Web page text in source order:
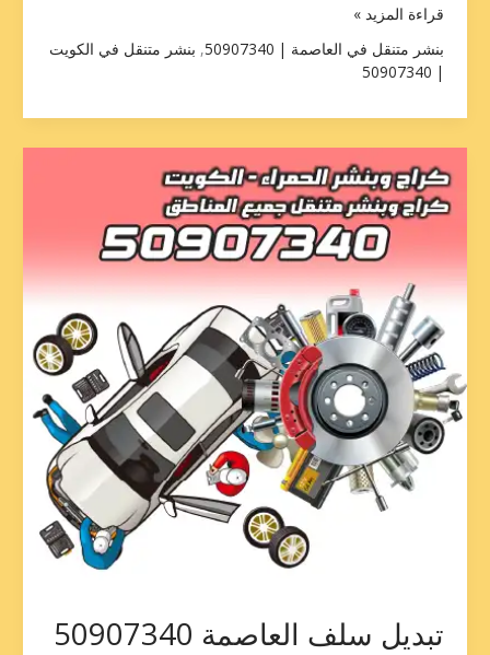
قراءة المزيد »
بنشر متنقل في العاصمة | 50907340
, بنشر متنقل في الكويت
| 50907340
تبديل سلف العاصمة 50907340
سلف
العاصمة
50907340